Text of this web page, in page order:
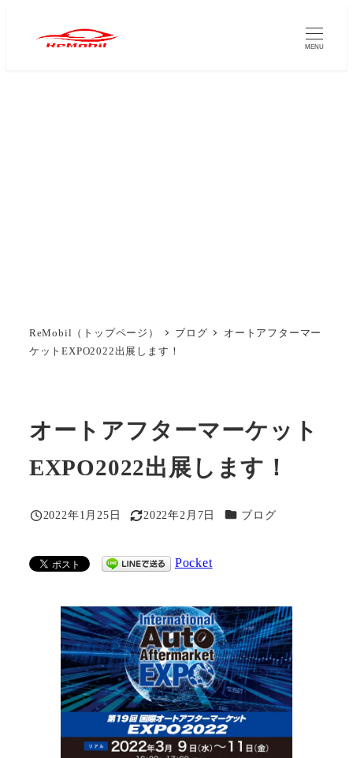
MENU
ReMobil（トップページ） ブログ
オートアフターマー
ケットEXPO2022出展します！
オートアフターマーケット
EXPO2022出展します！
投稿日
2022年1月25日
更新日
2022年2月7日 カテゴリー
ブログ
Pocket